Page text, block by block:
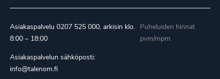
Asiakaspalvelu 0207 525 000, arkisin klo.
8:00 – 18:00
Asiakaspalvelun sähköposti:
info@talenom.fi
Puheluiden hinnat
pvm/mpm.